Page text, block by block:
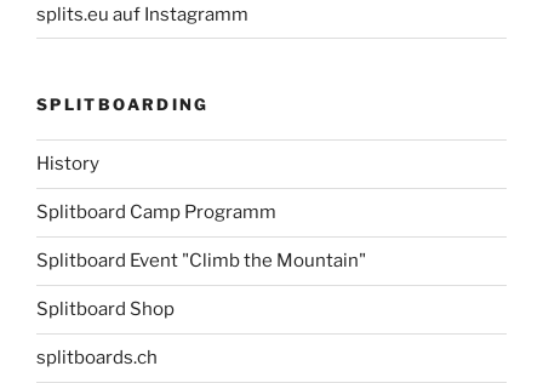
splits.eu auf Instagramm
SPLITBOARDING
History
Splitboard Camp Programm
Splitboard Event "Climb the Mountain"
Splitboard Shop
splitboards.ch